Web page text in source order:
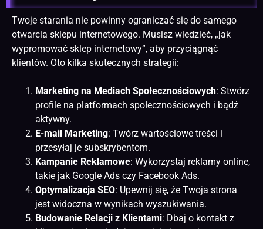
Twoje starania nie powinny ograniczać się do samego
otwarcia sklepu internetowego. Musisz wiedzieć, „jak
wypromować sklep internetowy”, aby przyciągnąć
klientów. Oto kilka skutecznych strategii:
Marketing na Mediach Społecznościowych: Stwórz
profile na platformach społecznościowych i bądź
aktywny.
E-mail Marketing: Twórz wartościowe treści i
przesyłaj je subskrybentom.
Kampanie Reklamowe: Wykorzystaj reklamy online,
takie jak Google Ads czy Facebook Ads.
Optymalizacja SEO: Upewnij się, że Twoja strona
jest widoczna w wynikach wyszukiwania.
Budowanie Relacji z Klientami: Dbaj o kontakt z